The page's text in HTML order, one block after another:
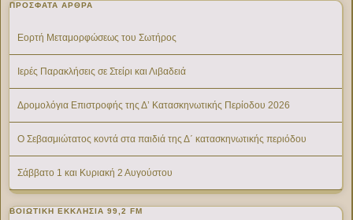
ΠΡΌΣΦΑΤΑ ΆΡΘΡΑ
Εορτή Μεταμορφώσεως του Σωτήρος
Ιερές Παρακλήσεις σε Στείρι και Λιβαδειά
Δρομολόγια Επιστροφής της Δ’ Κατασκηνωτικής Περίοδου 2026
Ο Σεβασμιώτατος κοντά στα παιδιά της Δ΄ κατασκηνωτικής περιόδου
Σάββατο 1 και Κυριακή 2 Αυγούστου
ΒΟΙΩΤΙΚΉ ΕΚΚΛΗΣΊΑ 99,2 FM